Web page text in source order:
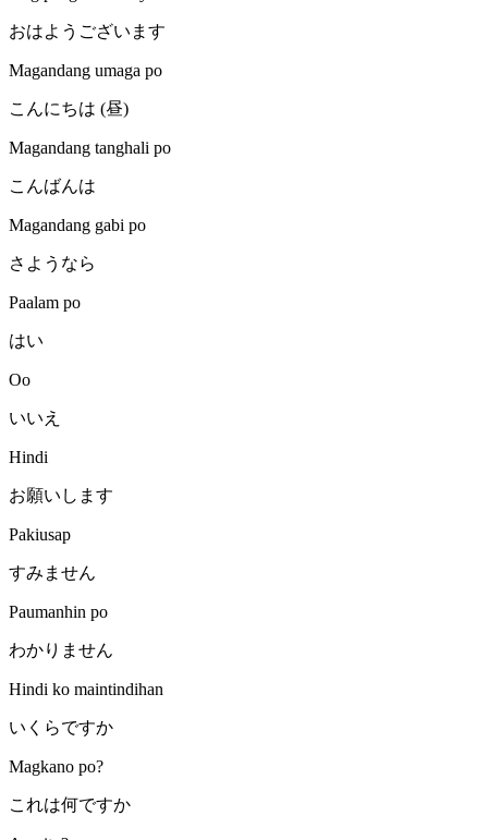
おはようございます
Magandang umaga po
こんにちは (昼)
Magandang tanghali po
こんばんは
Magandang gabi po
さようなら
Paalam po
はい
Oo
いいえ
Hindi
お願いします
Pakiusap
すみません
Paumanhin po
わかりません
Hindi ko maintindihan
いくらですか
Magkano po?
これは何ですか